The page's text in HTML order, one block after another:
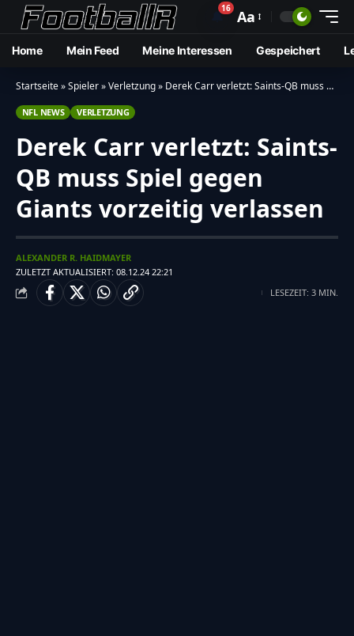
🔔16 Aa
Home Mein Feed Meine Interessen Gespeichert
Startseite»Spieler»Verletzung» Derek Carr verletzt: Saints-QB muss Spiel gegen Giants vorzeitig verlassen
NFL NEWS VERLETZUNG
Derek Carr verletzt: Saints-
QB muss Spiel gegen
Giants vorzeitig verlassen
ZULETZT AKTUALISIERT: 08.12.24 22:21
ALEXANDER R. HAIDMAYER
LESEZEIT: 3 MIN.